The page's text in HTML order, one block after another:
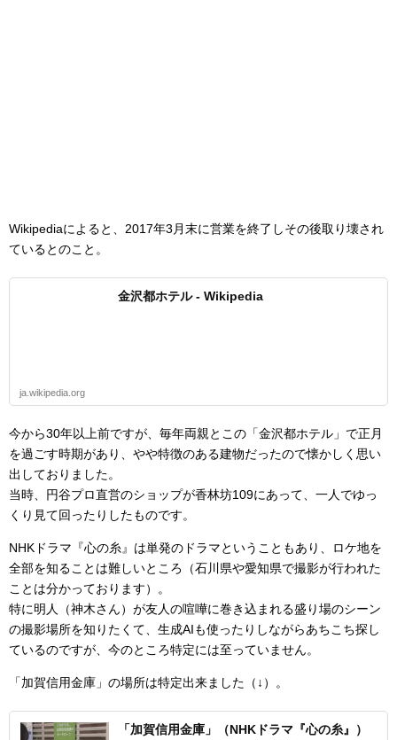
Wikipediaによると、2017年3月末に営業を終了しその後取り壊され
ているとのこと。
金沢都ホテル - Wikipedia
ja.wikipedia.org
今から30年以上前ですが、毎年両親とこの「金沢都ホテル」で正月
を過ごす時期があり、やや特徴のある建物だったので懐かしく思い
出しておりました。
当時、円谷プロ直営のショップが香林坊109にあって、一人でゆっ
くり見て回ったりしたものです。
NHKドラマ『心の糸』は単発のドラマということもあり、ロケ地を
全部を知ることは難しいところ（石川県や愛知県で撮影が行われた
ことは分かっております）。
特に明人（神木さん）が友人の喧嘩に巻き込まれる盛り場のシーン
の撮影場所を知りたくて、生成AIも使ったりしながらあちこち探し
ているのですが、今のところ特定には至っていません。
「加賀信用金庫」の場所は特定出来ました（↓）。
「加賀信用金庫」（NHKドラマ『心の糸』）